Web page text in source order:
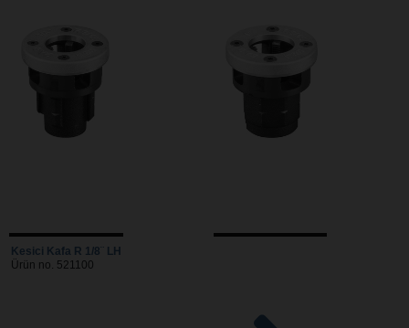
Kesici Kafa R 1/8¨ LH
Ürün no. 521100